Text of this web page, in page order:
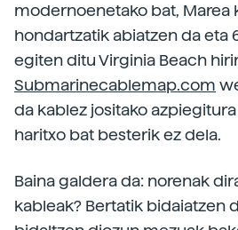
modernoenetako bat, Marea
hondartzatik abiatzen da eta
egiten ditu Virginia Beach
Submarinecablemap.com
da kablez jositako
haritxo bat besterik ez dela.
Baina galdera da: norenak
kableak? Bertatik bidaiatzen